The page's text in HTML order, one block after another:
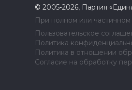
© 2005-2026, Партия
При полном или частичном
Пользовательское
Политика
Политика в отношении
Согласие на обработку